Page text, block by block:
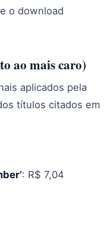
o download
ao mais caro)
aplicados pela
títulos citados em
: R$ 7,04